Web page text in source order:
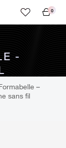
panier
0
-
–
sans fil